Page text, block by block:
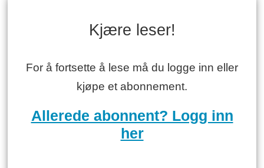
Kjære leser!
For å fortsette å lese må du logge inn eller
kjøpe et abonnement.
Allerede abonnent? Logg inn
her